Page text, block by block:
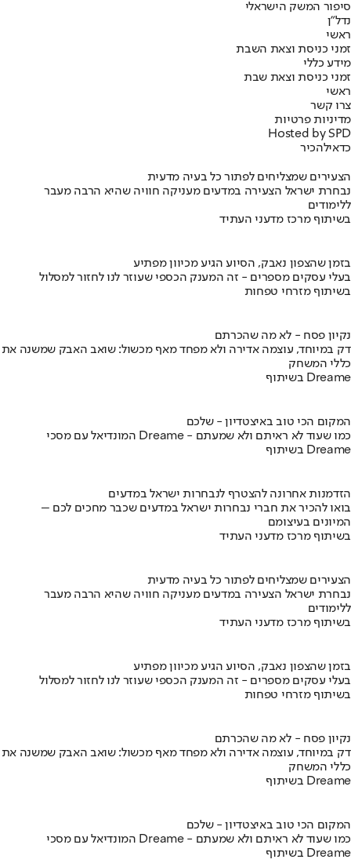
סיפור המשק הישראלי
נדל"ן
ראשי
זמני כניסת וצאת השבת
מידע כללי
זמני כניסת וצאת שבת
ראשי
צרו קשר
מדיניות פרטיות
Hosted by SPD
כדאילהכיר
הצעירים שמצליחים לפתור כל בעיה מדעית
נבחרת ישראל הצעירה במדעים מעניקה חוויה שהיא הרבה מעבר
ללימודים
בשיתוף מרכז מדעני העתיד
בזמן שהצפון נאבק, הסיוע הגיע מכיוון מפתיע
בעלי עסקים מספרים - זה המענק הכספי שעוזר לנו לחזור למסלול
בשיתוף מזרחי טפחות
נקיון פסח - לא מה שהכרתם
דק במיוחד, עוצמה אדירה ולא מפחד מאף מכשול: שואב האבק שמשנה את
כללי המשחק
בשיתוף Dreame
המקום הכי טוב באיצטדיון - שלכם
המונדיאל עם מסכי Dreame - כמו שעוד לא ראיתם ולא שמעתם
בשיתוף Dreame
הזדמנות אחרונה להצטרף לנבחרות ישראל במדעים
בואו להכיר את חברי נבחרות ישראל במדעים שכבר מחכים לכם –
המיונים בעיצומם
בשיתוף מרכז מדעני העתיד
הצעירים שמצליחים לפתור כל בעיה מדעית
נבחרת ישראל הצעירה במדעים מעניקה חוויה שהיא הרבה מעבר
ללימודים
בשיתוף מרכז מדעני העתיד
בזמן שהצפון נאבק, הסיוע הגיע מכיוון מפתיע
בעלי עסקים מספרים - זה המענק הכספי שעוזר לנו לחזור למסלול
בשיתוף מזרחי טפחות
נקיון פסח - לא מה שהכרתם
דק במיוחד, עוצמה אדירה ולא מפחד מאף מכשול: שואב האבק שמשנה את
כללי המשחק
בשיתוף Dreame
המקום הכי טוב באיצטדיון - שלכם
המונדיאל עם מסכי Dreame - כמו שעוד לא ראיתם ולא שמעתם
בשיתוף Dreame